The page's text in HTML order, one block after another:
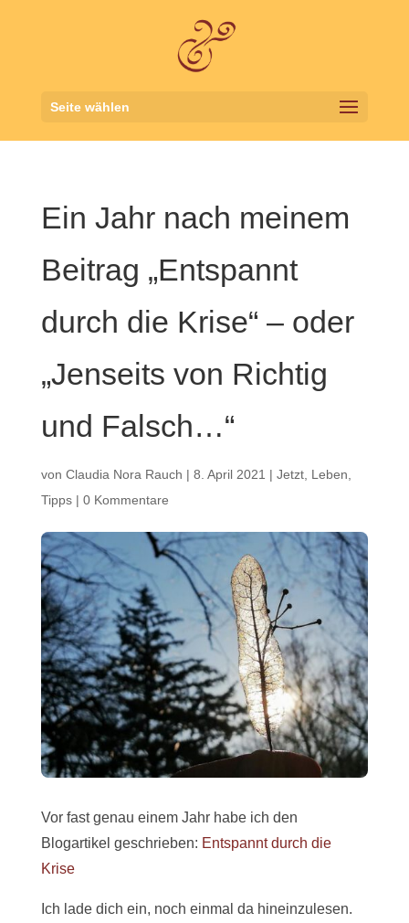
Seite wählen
Ein Jahr nach meinem
Beitrag „Entspannt
durch die Krise“ – oder
„Jenseits von Richtig
und Falsch…“
von Claudia Nora Rauch | 8. April 2021 | Jetzt, Leben
Tipps| 0 Kommentare
Vor fast genau einem Jahr habe ich den
Blogartikel geschrieben: Entspannt durch die
Krise
Ich lade dich ein, noch einmal da hineinzulesen.